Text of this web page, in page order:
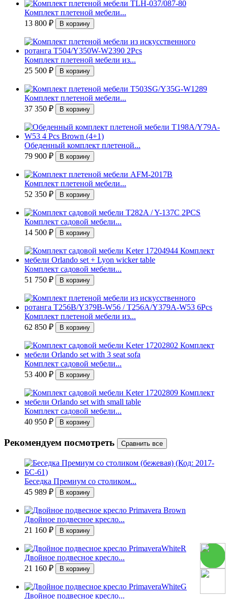
Комплект плетеной мебели...
13 800 ₽
Комплект плетеной мебели из...
25 500 ₽
Комплект плетеной мебели...
37 350 ₽
Обеденный комплект плетеной...
79 900 ₽
Комплект плетеной мебели...
52 350 ₽
Комплект садовой мебели...
14 500 ₽
Комплект садовой мебели...
51 750 ₽
Комплект плетеной мебели из...
62 850 ₽
Комплект садовой мебели...
53 400 ₽
Комплект садовой мебели...
40 950 ₽
Рекомендуем посмотреть
Беседка Премиум со столиком...
45 989 ₽
Двойное подвесное кресло...
21 160 ₽
Двойное подвесное кресло...
21 160 ₽
Двойное подвесное кресло...